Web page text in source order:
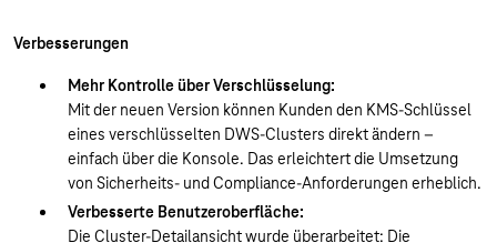
Verbesserungen
Mehr Kontrolle über Verschlüsselung:
Mit der neuen Version können Kunden den KMS-Schlüssel
eines verschlüsselten DWS-Clusters direkt ändern –
einfach über die Konsole. Das erleichtert die Umsetzung
von Sicherheits- und Compliance-Anforderungen erheblich.
Verbesserte Benutzeroberfläche:
Die Cluster-Detailansicht wurde überarbeitet: Die